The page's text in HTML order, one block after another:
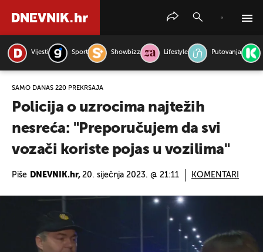
Vijesti Sport Showbizz Lifestyle Putovanja
SAMO DANAS 220 PREKRŠAJA
Policija o uzrocima najtežih
nesreća: "Preporučujem da svi
vozači koriste pojas u vozilima"
Piše DNEVNIK.hr, 20. siječnja 2023. @ 21:11 KOMENTARI
PRETRAŽITE VIJESTI